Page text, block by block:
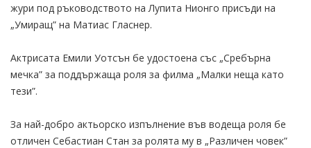
жури под ръководството на Лупита Нионго присъди на
„Умиращ” на Матиас Гласнер.
Актрисата Емили Уотсън бе удостоена със „Сребърна
мечка” за поддържаща роля за филма „Малки неща като
тези”.
За най-добро актьорско изпълнение във водеща роля бе
отличен Себастиан Стан за ролята му в „Различен човек”